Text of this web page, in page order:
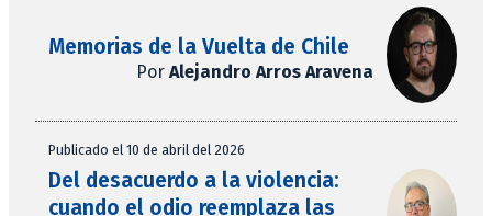
Memorias de la Vuelta de Chile
Por Alejandro Arros Aravena
Publicado el 10 de abril del 2026
Del desacuerdo a la violencia:
cuando el odio reemplaza las